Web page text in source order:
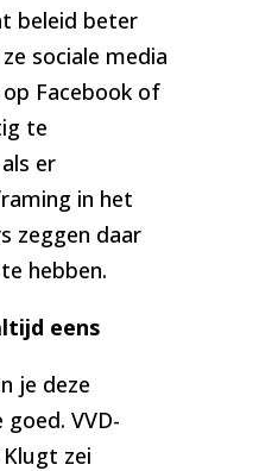
beleid beter
sociale media
Facebook of
te
er
in het
zeggen daar
hebben.
eens
je deze
goed. VVD-
zei